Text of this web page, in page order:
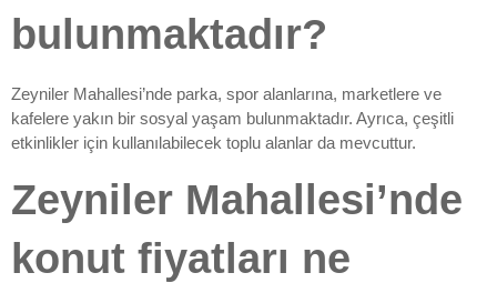
bulunmaktadır?
Zeyniler Mahallesi’nde parka, spor alanlarına, marketlere ve
kafelere yakın bir sosyal yaşam bulunmaktadır. Ayrıca, çeşitli
etkinlikler için kullanılabilecek toplu alanlar da mevcuttur.
Zeyniler Mahallesi’nde
konut fiyatları ne